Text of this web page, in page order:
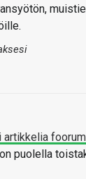
artikkelia
puolella